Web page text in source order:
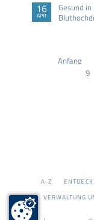
16
APR
Gesund
Anfang
9
NAVIGATION
ÜBERSPRINGEN
A-Z
VERWALTUNG